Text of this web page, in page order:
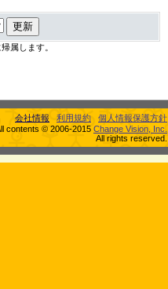
属します。
会社情報 利用規約
個人情報保護方針
contents © 2006-2015 Change Vision, Inc.
All rights reserved.